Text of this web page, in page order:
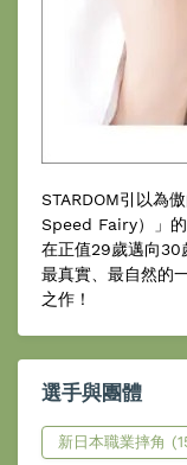
STARDOM引以為
Speed Fairy）」
在正值29歲邁向30
最真實、最自然的
之作！
選手與團體
新日本職業摔角